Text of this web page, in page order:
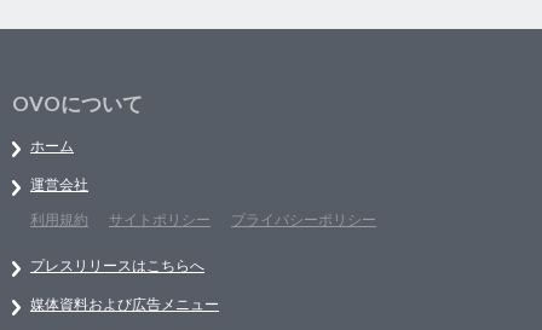
OVOについて
ホーム
運営会社
利用規約
サイトポリシー プライバシーポリシー
プレスリリースはこちらへ
媒体資料および広告メニュー